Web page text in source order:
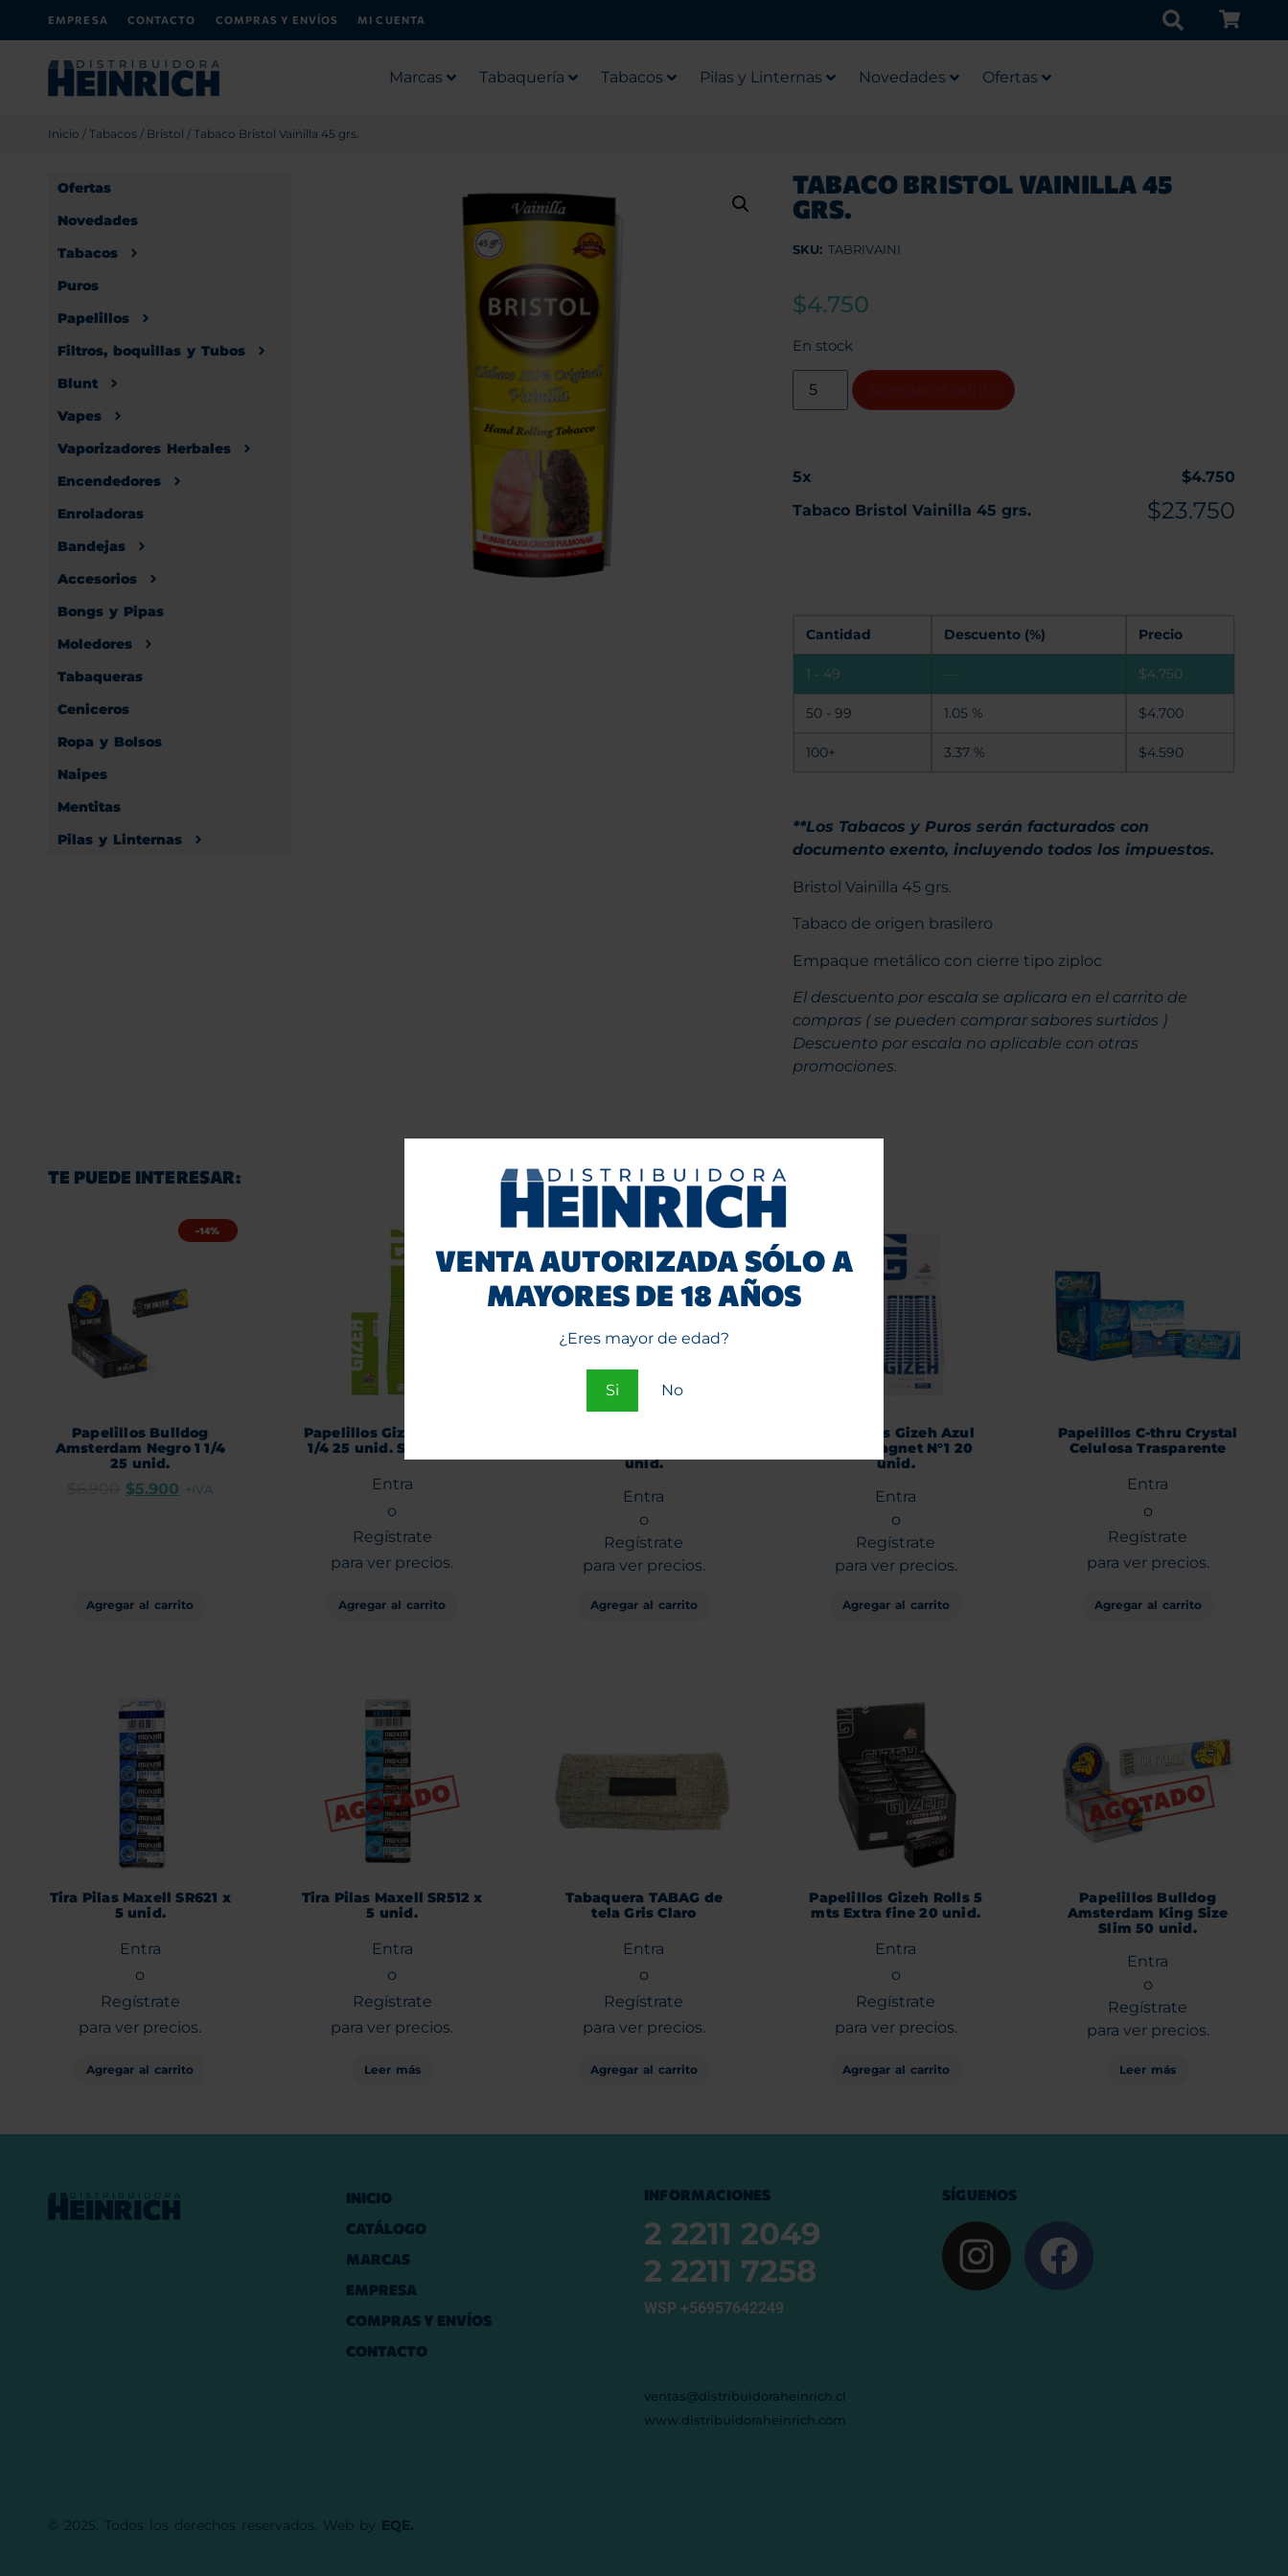
VENTA AUTORIZADA SÓLO A
MAYORES DE 18 AÑOS
¿Eres mayor de edad?
Si No
EMPRESA CONTACTO COMPRAS Y ENVÍOS MI CUENTA
Marcas Tabaquería Tabacos Pilas y Linternas Novedades Ofertas
Inicio / Tabacos / Bristol / Tabaco Bristol Vainilla 45 grs.
Ofertas
Novedades
Tabacos
Puros
Papelillos
Filtros, boquillas y Tubos
Blunt
Vapes
Vaporizadores Herbales
Encendedores
Enroladoras
Bandejas
Accesorios
Bongs y Pipas
Moledores
Tabaqueras
Ceniceros
Ropa y Bolsos
Naipes
Mentitas
Pilas y Linternas
TABACO BRISTOL VAINILLA 45
GRS.
SKU: TABRIVAINI
$4.750
En stock
5x $4.750
Tabaco Bristol Vainilla 45 grs.
$23.750
Cantidad Descuento (%) Precio
1 - 49 — $4.750
50 - 99 1.05 % $4.700
100+ 3.37 % $4.590
**Los Tabacos y Puros serán facturados con
documento exento, incluyendo todos los impuestos.
Bristol Vainilla 45 grs.
Tabaco de origen brasilero
Empaque metálico con cierre tipo ziploc
El descuento por escala se aplicara en el carrito de
compras ( se pueden comprar sabores surtidos )
Descuento por escala no aplicable con otras
promociones.
TE PUEDE INTERESAR:
-14%
Papelillos Bulldog
Amsterdam Negro 1 1/4
25 unid.
$5.900 +IVA
Agregar al carrito
Papelillos Gizeh Verde 1
1/4 25 unid. Super Fine
Entra
o
Regístrate
para ver precios.
Agregar al carrito
unid.
Entra
o
Regístrate
para ver precios.
Agregar al carrito
Papelillos Gizeh Azul
Doble Magnet N°1 20
unid.
Entra
o
Regístrate
para ver precios.
Agregar al carrito
Papelillos C-thru Crystal
Celulosa Trasparente
Entra
o
Regístrate
para ver precios.
Agregar al carrito
Tira Pilas Maxell SR621 x
5 unid.
Entra
o
Regístrate
para ver precios.
Agregar al carrito
Tira Pilas Maxell SR512 x
5 unid.
Entra
o
Regístrate
para ver precios.
Leer más
Tabaquera TABAG de
tela Gris Claro
Entra
o
Regístrate
para ver precios.
Agregar al carrito
Papelillos Gizeh Rolls 5
mts Extra fine 20 unid.
Entra
o
Regístrate
para ver precios.
Agregar al carrito
Papelillos Bulldog
Amsterdam King Size
Slim 50 unid.
Entra
o
Regístrate
para ver precios.
Leer más
INICIO
CATÁLOGO
MARCAS
EMPRESA
COMPRAS Y ENVÍOS
CONTACTO
INFORMACIONES
2 2211 2049
2 2211 7258
WSP +56957642249
ventas@distribuidoraheinrich.cl
www.distribuidoraheinrich.com
SÍGUENOS
© 2025. Todos los derechos reservados. Web by EQE.